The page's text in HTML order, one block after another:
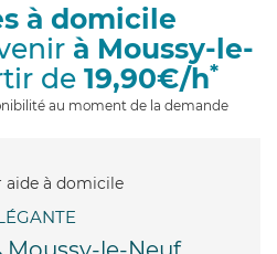
i
à domicile
à Moussy-le-
de 19,90€/h*
au moment de la demande